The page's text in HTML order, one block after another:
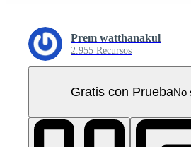
Prem watthanakul
2.955 Recursos
Gratis con PruebaNo